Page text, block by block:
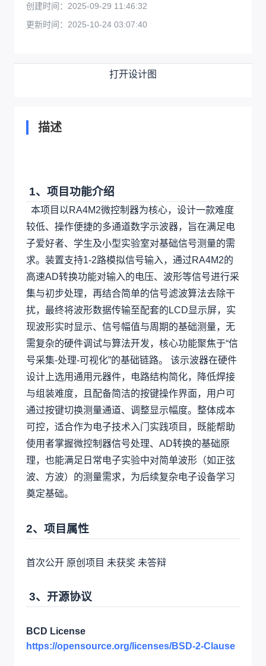
创建时间： 2025-09-29 11:46:32
更新时间： 2025-10-24 03:07:40
打开设计图
描述
1、项目功能介绍
本项目以RA4M2微控制器为核心，设计一款难度
较低、操作便捷的多通道数字示波器，旨在满足电
子爱好者、学生及小型实验室对基础信号测量的需
求。装置支持1-2路模拟信号输入，通过RA4M2的
高速AD转换功能对输入的电压、波形等信号进行采
集与初步处理，再结合简单的信号滤波算法去除干
扰，最终将波形数据传输至配套的LCD显示屏，实
现波形实时显示、信号幅值与周期的基础测量，无
需复杂的硬件调试与算法开发，核心功能聚焦于“信
号采集-处理-可视化”的基础链路。 该示波器在硬件
设计上选用通用元器件，电路结构简化，降低焊接
与组装难度，且配备简洁的按键操作界面，用户可
通过按键切换测量通道、调整显示幅度。整体成本
可控，适合作为电子技术入门实践项目，既能帮助
使用者掌握微控制器信号处理、AD转换的基础原
理，也能满足日常电子实验中对简单波形（如正弦
波、方波）的测量需求，为后续复杂电子设备学习
奠定基础。
2、项目属性
首次公开 原创项目 未获奖 未答辩
3、开源协议
BCD License
https://opensource.org/licenses/BSD-2-Clause